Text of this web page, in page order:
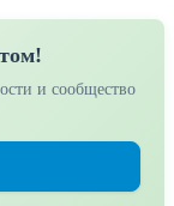
и сообщество